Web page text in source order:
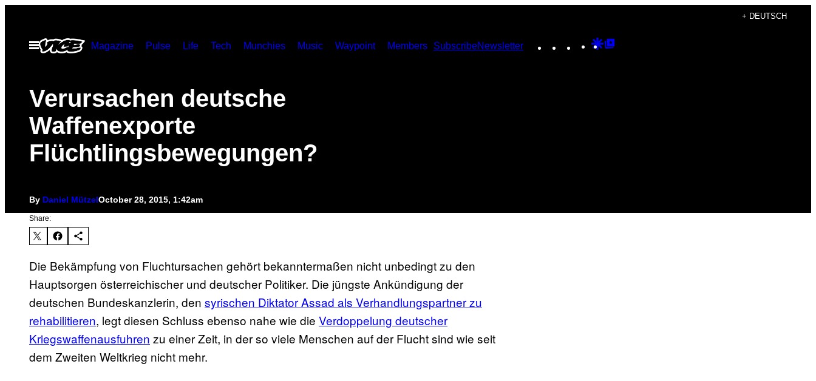
content
+ DEUTSCH
Open
Menu
Magazine Pulse Life Tech Munchies Music Waypoint Members SubscribeNewsletter Instagram
TikTokYouTube
Google
​Verursachen deutsche
Waffenexporte
Flüchtlingsbewegungen?
By Daniel MützelOctober 28, 2015, 1:42am
Share:
Die Bekämpfung von Fluchtursachen gehört bekanntermaßen nicht unbedingt zu den
Hauptsorgen österreichischer und deutscher Politiker. Die jüngste Ankündigung der
deutschen Bundeskanzlerin, den syrischen Diktator Assad als Verhandlungspartner zu
rehabilitieren, legt diesen Schluss ebenso nahe wie die Verdoppelung deutscher
Kriegswaffenausfuhren zu einer Zeit, in der so viele Menschen auf der Flucht sind wie seit
dem Zweiten Weltkrieg nicht mehr.